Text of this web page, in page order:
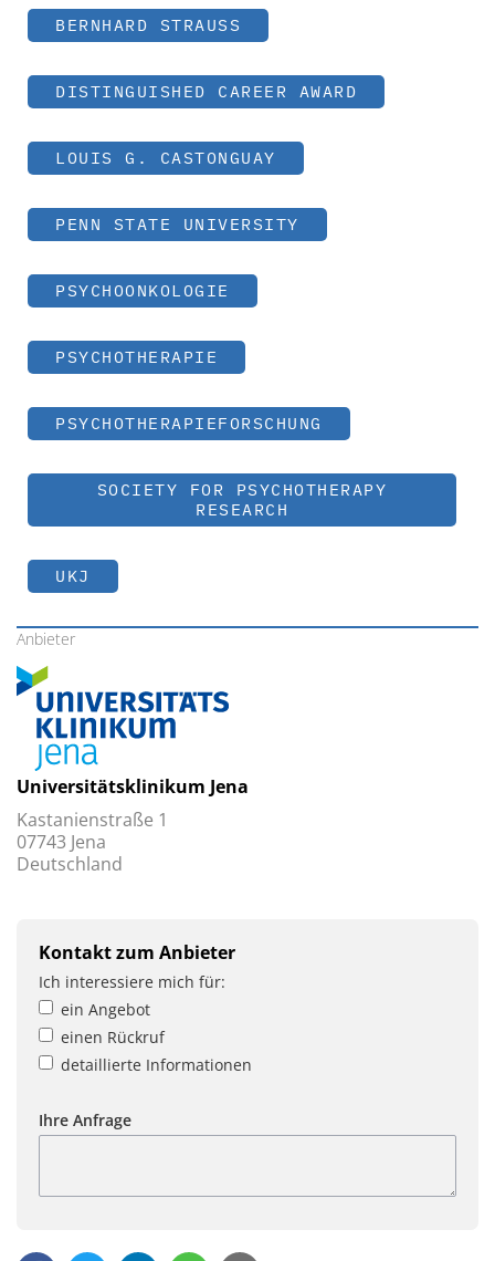
BERNHARD STRAUSS
DISTINGUISHED CAREER AWARD
LOUIS G. CASTONGUAY
PENN STATE UNIVERSITY
PSYCHOONKOLOGIE
PSYCHOTHERAPIE
PSYCHOTHERAPIEFORSCHUNG
SOCIETY FOR PSYCHOTHERAPY
RESEARCH
UKJ
Anbieter
Universitätsklinikum Jena
Kastanienstraße 1
07743 Jena
Deutschland
Kontakt zum Anbieter
Ich interessiere mich für:
ein Angebot
einen Rückruf
detaillierte Informationen
Ihre Anfrage